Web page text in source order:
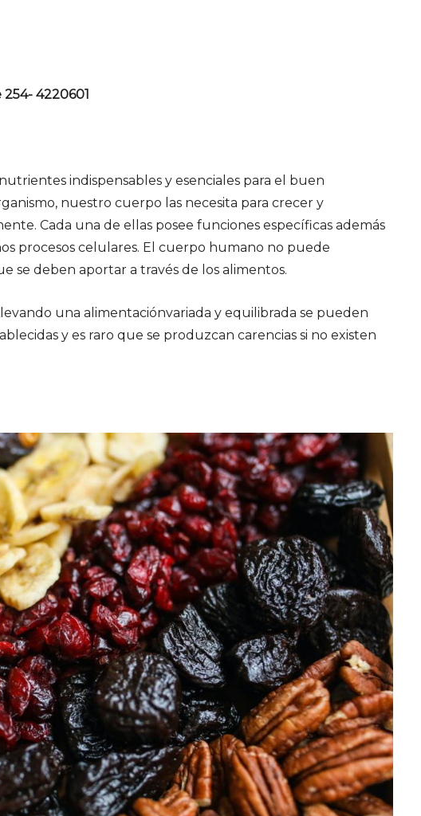
4220601
indispensables y esenciales para el buen
nuestro cuerpo las necesita para crecer y
Cada una de ellas posee funciones específicas además
procesos celulares. El cuerpo humano no puede
se deben aportar a través de los alimentos.
una alimentaciónvariada y equilibrada se pueden
y es raro que se produzcan carencias si no existen